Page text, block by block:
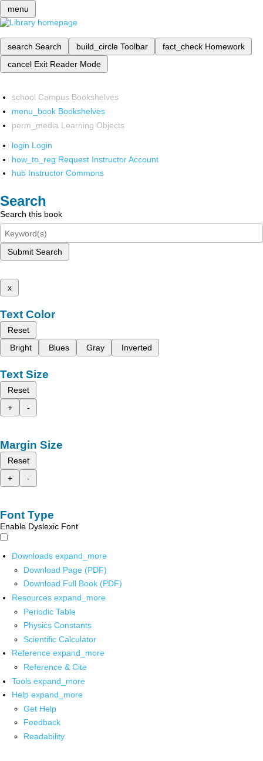
menu
search Search build_circle Toolbar fact_check Homework
cancel Exit Reader Mode
school Campus Bookshelves
menu_book Bookshelves
perm_media Learning Objects
login Login
how_to_reg Request Instructor Account
hub Instructor Commons
Search
Search this book
Submit Search
x
Text Color
Reset
Bright
Blues Gray Inverted
Text Size
Reset
+
-
Margin Size
Reset
+
-
Font Type
Enable Dyslexic Font
Downloads expand_more
Download Page (PDF)
Download Full Book (PDF)
Resources expand_more
Periodic Table
Physics Constants
Scientific Calculator
Reference expand_more
Reference & Cite
Tools expand_more
Help expand_more
Get Help
Feedback
Readability